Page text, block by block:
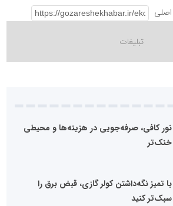
نور کافی، صرفه‌جویی در هزینه‌ها و محیطی
خنک‌تر
با تمیز نگه‌داشتن کولر گازی، قبض برق را
سبک‌تر کنید